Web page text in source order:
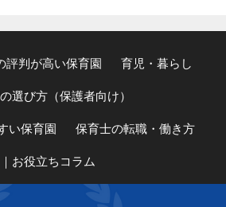
評判が高い保育園 育児・暮らし
選び方（保護者向け）
い保育園 保育士の転職・働き方
｜お役立ちコラム
シャリスト・小阪有花のコラム